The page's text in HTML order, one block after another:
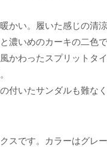
かい。履いた感じの清涼
濃いめのカーキの二色で
かわったスプリットタ
付いたサンダルも難な
スです。カラーはグレ